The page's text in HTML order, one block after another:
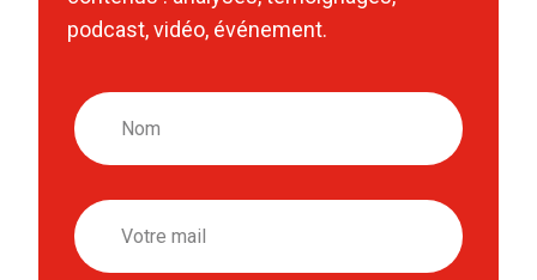
podcast, vidéo, événement.
Nom
Email